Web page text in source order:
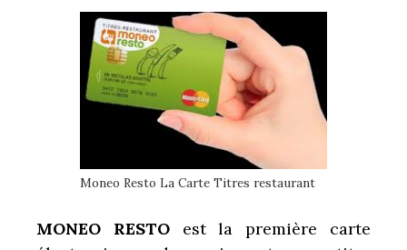
Moneo Resto La Carte Titres restaurant
MONEO RESTOest la première carte